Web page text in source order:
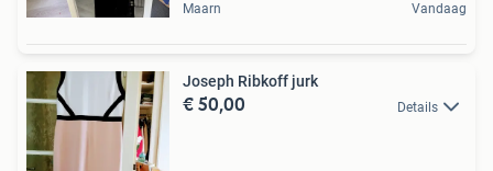
Maarn Vandaag
Joseph Ribkoff jurk
€ 50,00 Details